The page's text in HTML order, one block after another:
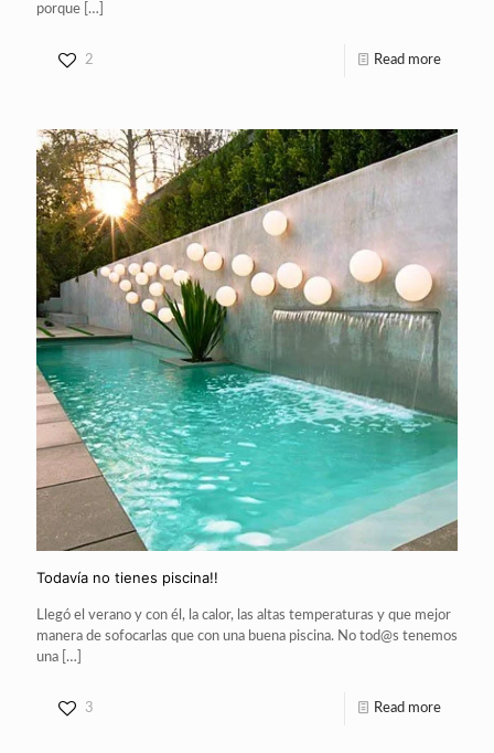
porque […]
2 Read more
Todavía no tienes piscina!!
Llegó el verano y con él, la calor, las altas temperaturas y que mejor
manera de sofocarlas que con una buena piscina. No tod@s tenemos
una […]
3 Read more